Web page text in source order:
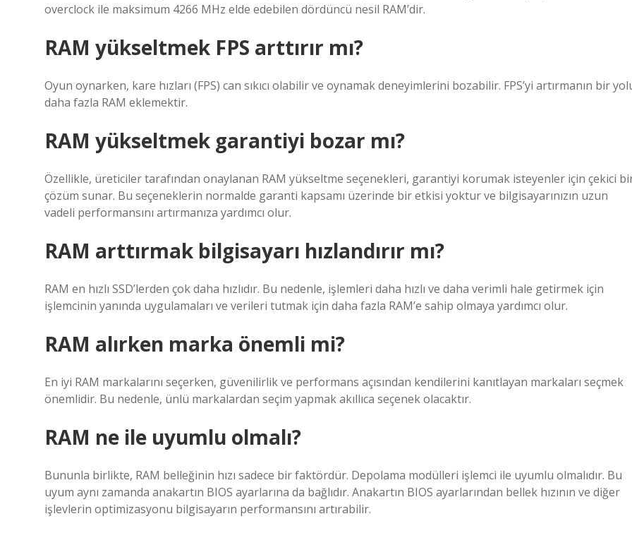
overclock ile maksimum 4266 MHz elde edebilen dördüncü nesil RAM’dir.
RAM yükseltmek FPS arttırır mı?
Oyun oynarken, kare hızları (FPS) can sıkıcı olabilir ve oynamak deneyimlerini bozabilir. FPS’yi artırmanın bir
daha fazla RAM eklemektir.
RAM yükseltmek garantiyi bozar mı?
Özellikle, üreticiler tarafından onaylanan RAM yükseltme seçenekleri, garantiyi korumak isteyenler için çekici
çözüm sunar. Bu seçeneklerin normalde garanti kapsamı üzerinde bir etkisi yoktur ve bilgisayarınızın uzun
vadeli performansını artırmanıza yardımcı olur.
RAM arttırmak bilgisayarı hızlandırır mı?
RAM en hızlı SSD’lerden çok daha hızlıdır. Bu nedenle, işlemleri daha hızlı ve daha verimli hale getirmek için
işlemcinin yanında uygulamaları ve verileri tutmak için daha fazla RAM’e sahip olmaya yardımcı olur.
RAM alırken marka önemli mi?
En iyi RAM markalarını seçerken, güvenilirlik ve performans açısından kendilerini kanıtlayan markaları seçmek
önemlidir. Bu nedenle, ünlü markalardan seçim yapmak akıllıca seçenek olacaktır.
RAM ne ile uyumlu olmalı?
Bununla birlikte, RAM belleğinin hızı sadece bir faktördür. Depolama modülleri işlemci ile uyumlu olmalıdır. Bu
uyum aynı zamanda anakartın BIOS ayarlarına da bağlıdır. Anakartın BIOS ayarlarından bellek hızının ve diğer
işlevlerin optimizasyonu bilgisayarın performansını artırabilir.